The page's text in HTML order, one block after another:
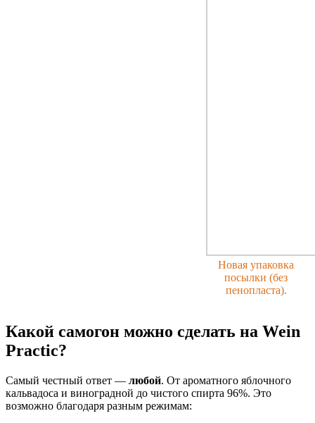
Новая упаковка
посылки (без
пенопласта).
Какой самогон можно сделать на Wein
Practic?
Самый честный ответ — любой. От ароматного яблочного
кальвадоса и виноградной до чистого спирта 96%. Это
возможно благодаря разным режимам: